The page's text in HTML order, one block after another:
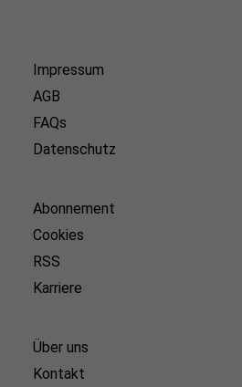
Impressum
AGB
FAQs
Datenschutz
Abonnement
Cookies
RSS
Karriere
Über uns
Kontakt